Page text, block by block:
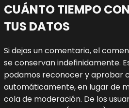
CUÁNTO TIEMPO
TUS DATOS
Si dejas un comentario, el
se conservan indefinidamente.
podamos reconocer y aprobar
automáticamente, en lugar de
cola de moderación. De los